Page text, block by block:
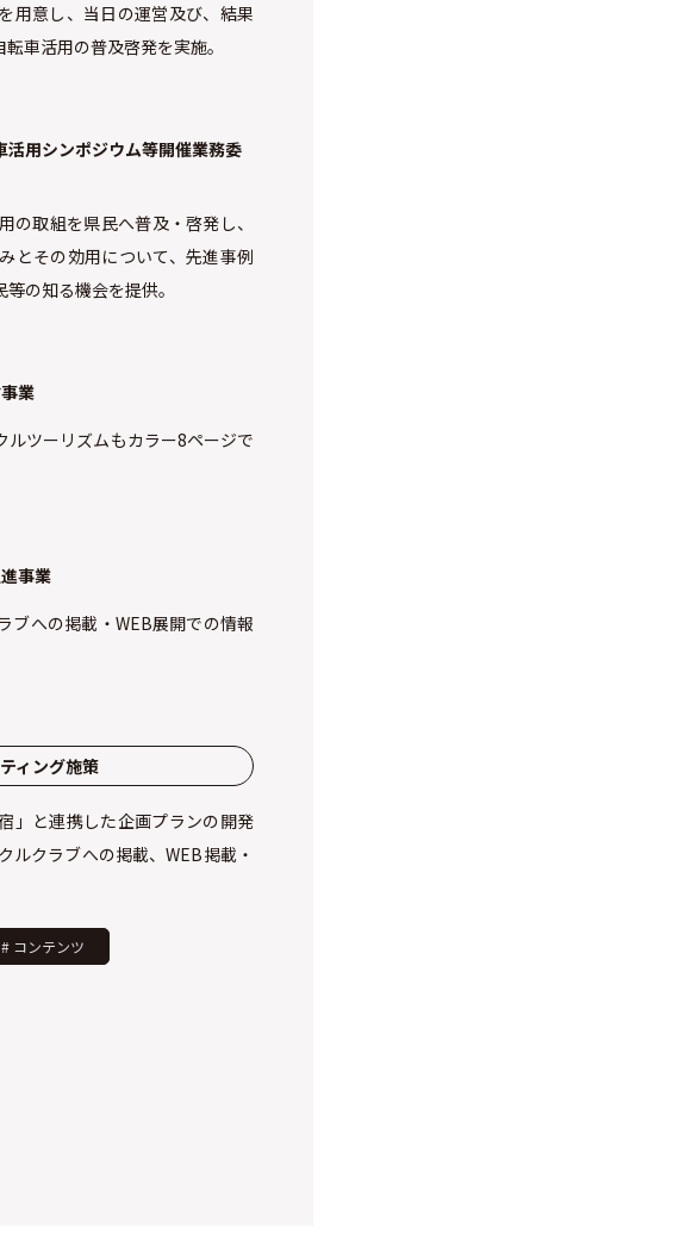
用意し、当日の運営及び、結果
車活用の普及啓発を実施。
活用シンポジウム等開催業務委
の取組を県民へ普及・啓発し、
とその効用について、先進事例
の知る機会を提供。
業
ツーリズムもカラー8ページで
事業
ブへの掲載・WEB展開での情報
ィング施策
」と連携した企画プランの開発
クラブへの掲載、WEB掲載・
# コンテンツ